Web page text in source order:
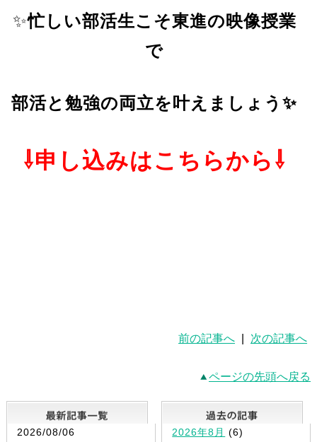
✨忙しい部活生こそ東進の映像授業
で
部活と勉強の両立を叶えましょう✨
⇩申し込みはこちらから⇩
前の記事へ 次の記事へ
ページの先頭へ戻る
最新記事一覧
2026/08/06
2026年8月 (6)